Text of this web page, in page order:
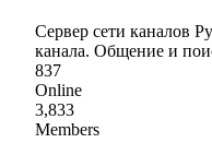
Сервер сети каналов
канала. Общение и
837
Online
3,833
Members